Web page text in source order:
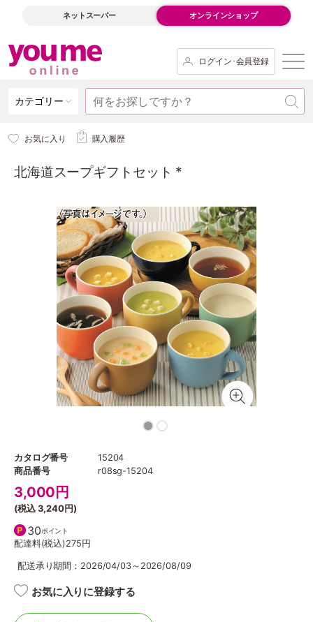
ネットスーパー オンラインショップ
ログイン･会員登録
カテゴリー
お気に入り 購入履歴
北海道スープギフトセット *
カタログ番号
15204
商品番号
r08sg-15204
3,000 円
(税込3,240円)
30ポイント
配達料(税込)275円
配送承り期間：2026/04/03～2026/08/09
お気に入りに登録する